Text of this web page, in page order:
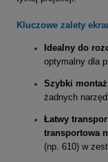
Kluczowe zalety
Idealny do
optymalny dla
Szybki montaż
żadnych
Łatwy
transportowa
(np. 610) w